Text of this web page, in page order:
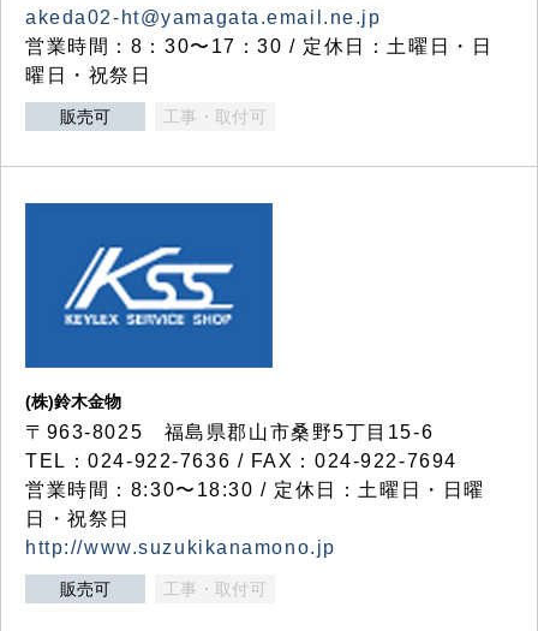
akeda02-ht@yamagata.email.ne.jp
営業時間：8：30〜17：30 / 定休日：土曜日・日
曜日・祝祭日
販売可 工事・取付可
(株)鈴木金物
〒963-8025 福島県郡山市桑野5丁目15-6
TEL：024-922-7636 / FAX：024-922-7694
営業時間：8:30〜18:30 / 定休日：土曜日・日曜
日・祝祭日
http://www.suzukikanamono.jp
販売可 工事・取付可